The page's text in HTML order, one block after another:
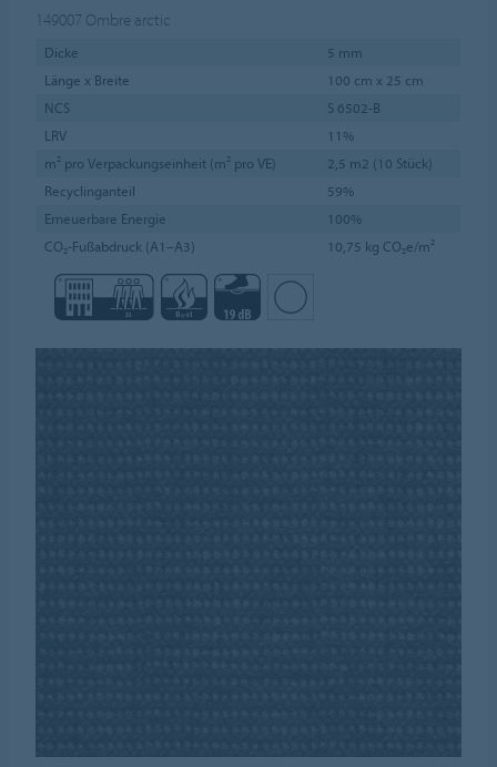
149007 Ombre arctic
Dicke
5 mm
Länge x Breite
100 cm x 25 cm
NCS
S 6502-B
LRV
11%
m² pro Verpackungseinheit (m² pro VE)
2,5 m2 (10 Stück)
Recyclinganteil
59%
Erneuerbare Energie
100%
CO₂-Fußabdruck (A1–A3)
10,75 kg CO₂e/m²